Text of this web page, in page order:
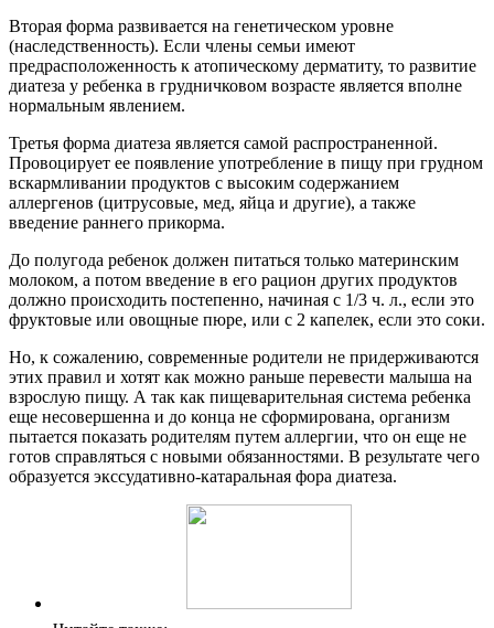
Вторая форма развивается на генетическом уровне
(наследственность). Если члены семьи имеют
предрасположенность к атопическому дерматиту, то развитие
диатеза у ребенка в грудничковом возрасте является вполне
нормальным явлением.
Третья форма диатеза является самой распространенной.
Провоцирует ее появление употребление в пищу при грудном
вскармливании продуктов с высоким содержанием
аллергенов (цитрусовые, мед, яйца и другие), а также
введение раннего прикорма.
До полугода ребенок должен питаться только материнским
молоком, а потом введение в его рацион других продуктов
должно происходить постепенно, начиная с 1/3 ч. л., если это
фруктовые или овощные пюре, или с 2 капелек, если это соки.
Но, к сожалению, современные родители не придерживаются
этих правил и хотят как можно раньше перевести малыша на
взрослую пищу. А так как пищеварительная система ребенка
еще несовершенна и до конца не сформирована, организм
пытается показать родителям путем аллергии, что он еще не
готов справляться с новыми обязанностями. В результате чего
образуется экссудативно-катаральная фора диатеза.